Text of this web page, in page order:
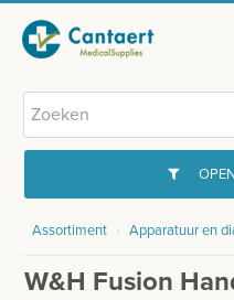
HOME
GYNAECOLOGIE
INJECTIEMATERIAAL
Assortiment › Apparatuur en
W&H Fusion